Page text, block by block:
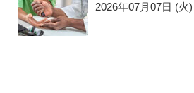
2026年07月07日 (火)